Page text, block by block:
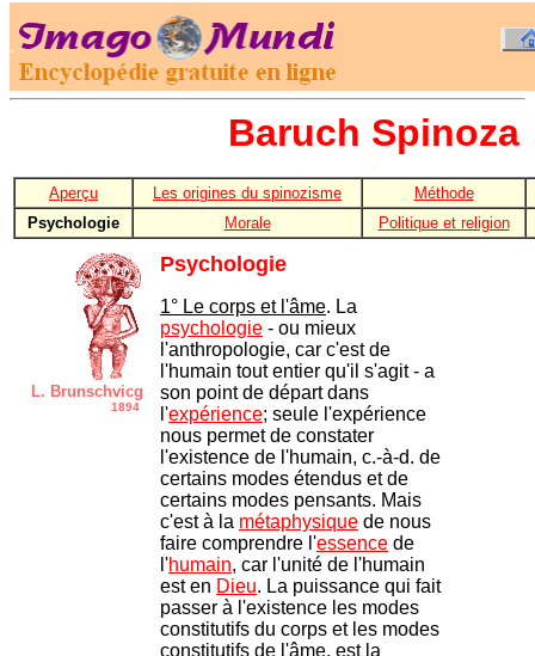
.
Baruch Spinoza
-
Aperçu Les origines du spinozisme
Méthode
Psychologie
Morale Politique et religion
L. Brunschvicg
1894
Psychologie
1° Le corps et l'âme. La
psychologie - ou mieux
l'anthropologie, car c'est de
l'humain tout entier qu'il s'agit - a
son point de départ dans
l'expérience; seule l'expérience
nous permet de constater
l'existence de l'humain, c.-à-d. de
certains modes étendus et de
certains modes pensants. Mais
c'est à la métaphysique de nous
faire comprendre l'essence de
l'humain, car l'unité de l'humain
est en Dieu. La puissance qui fait
passer à l'existence les modes
constitutifs du corps et les modes
constitutifs de l'âme, est la